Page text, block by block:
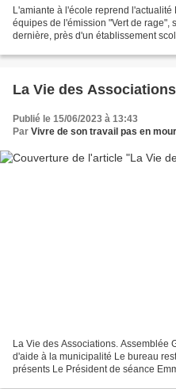
L'amiante à l'école reprend
équipes de l'émission "Vert de rage",
dernière, près d'un établissement
La Vie des Associations
Publié le 15/06/2023 à 13:43
Par Vivre de son travail pas en
La Vie des Associations. Assemblée
d'aide à la municipalité Le bureau
présents Le Président de séance